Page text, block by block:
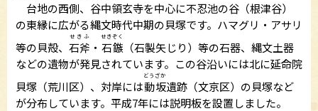
台地の西側、谷中領玄寺を中心に不忍池の谷（根津谷）
の東縁に広がる縄文時代中期の貝塚です。ハマグリ・アサリ
等の貝殻、 石斧
せきふ
・ 石鏃
せきぞく
（石製矢じり）等の石器、縄文土器
などの遺物が発見されています。この谷沿いには北に延命院
貝塚（荒川区）、対岸には動坂
どうざか
遺跡（文京区）の貝塚など
が分布しています。平成7年には説明板を設置しました。